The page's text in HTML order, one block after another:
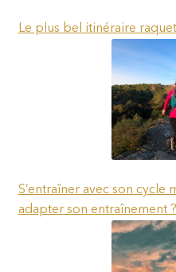
Le plus bel itinéraire
S’entraîner avec son cycle
adapter son entraînement ?